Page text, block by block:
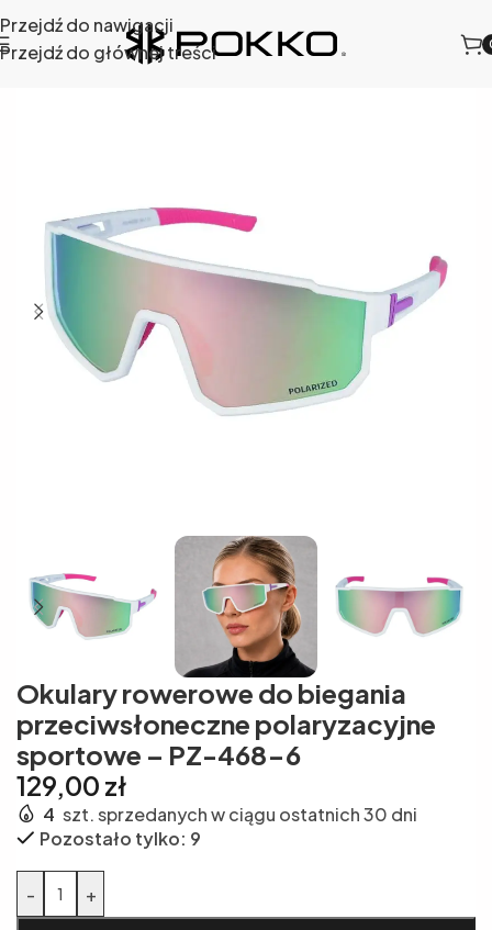
Przejdź do nawigacji
Przejdź do głównej treści
Okulary rowerowe do biegania
przeciwsłoneczne polaryzacyjne
sportowe – PZ-468-6
129,00 zł
4 szt. sprzedanych w ciągu ostatnich 30 dni
Pozostało tylko: 9
- +
Alternative: